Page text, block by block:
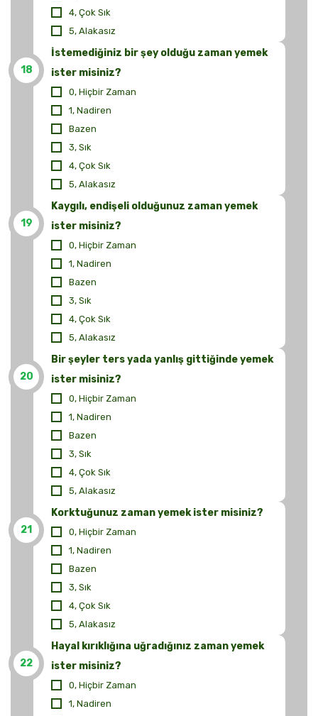
4, Çok Sık
5, Alakasız
18
İstemediğiniz bir şey olduğu zaman yemek
ister misiniz?
0, Hiçbir Zaman
1, Nadiren
Bazen
3, Sık
4, Çok Sık
5, Alakasız
19
Kaygılı, endişeli olduğunuz zaman yemek
ister misiniz?
0, Hiçbir Zaman
1, Nadiren
Bazen
3, Sık
4, Çok Sık
5, Alakasız
20
Bir şeyler ters yada yanlış gittiğinde yemek
ister misiniz?
0, Hiçbir Zaman
1, Nadiren
Bazen
3, Sık
4, Çok Sık
5, Alakasız
21
Korktuğunuz zaman yemek ister misiniz?
0, Hiçbir Zaman
1, Nadiren
Bazen
3, Sık
4, Çok Sık
5, Alakasız
22
Hayal kırıklığına uğradığınız zaman yemek
ister misiniz?
0, Hiçbir Zaman
1, Nadiren